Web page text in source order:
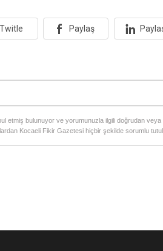
Twitle Paylaş
etmiş bulunuyor ve yorumunuzla ilgili doğrudan veya
Kocaeli Fikir Gazetesi hiçbir şekilde sorumlu